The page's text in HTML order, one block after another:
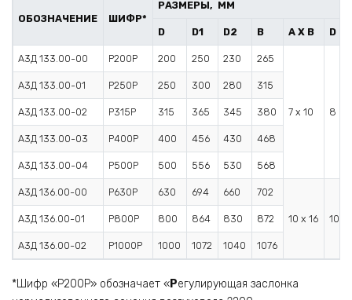
ОБОЗНАЧЕНИЕ ШИФР*
РАЗМЕРЫ, ММ
D
D1 D2 B A X B D
А3Д 133.00-00 Р200Р 200 250 230 265
7 x 10 8
А3Д 133.00-01 Р250Р 250 300 280 315
А3Д 133.00-02 Р315Р 315 365 345 380
А3Д 133.00-03 Р400Р 400 456 430 468
А3Д 133.00-04 Р500Р 500 556 530 568
А3Д 136.00-00 Р630Р 630 694 660 702
10 x 16 10
А3Д 136.00-01 Р800Р 800 864 830 872
А3Д 136.00-02 Р1000Р 1000 1072 1040 1076
*Шифр «Р200Р» обозначает «Регулирующая заслонка